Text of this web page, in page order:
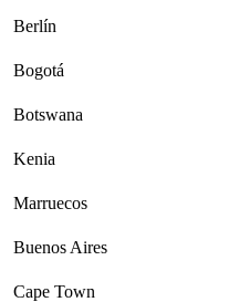
Berlín
Bogotá
Botswana
Kenia
Marruecos
Buenos Aires
Cape Town